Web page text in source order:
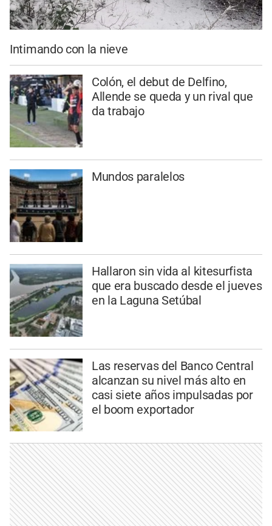
Intimando con la nieve
Colón, el debut de Delfino,
Allende se queda y un rival que
da trabajo
Mundos paralelos
Hallaron sin vida al kitesurfista
que era buscado desde el jueves
en la Laguna Setúbal
Las reservas del Banco Central
alcanzan su nivel más alto en
casi siete años impulsadas por
el boom exportador